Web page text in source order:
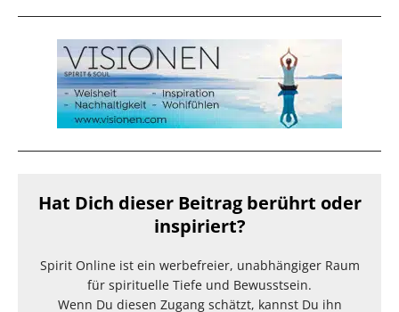
Hat Dich dieser Beitrag berührt oder
inspiriert?
Spirit Online ist ein werbefreier, unabhängiger Raum
für spirituelle Tiefe und Bewusstsein.
Wenn Du diesen Zugang schätzt, kannst Du ihn